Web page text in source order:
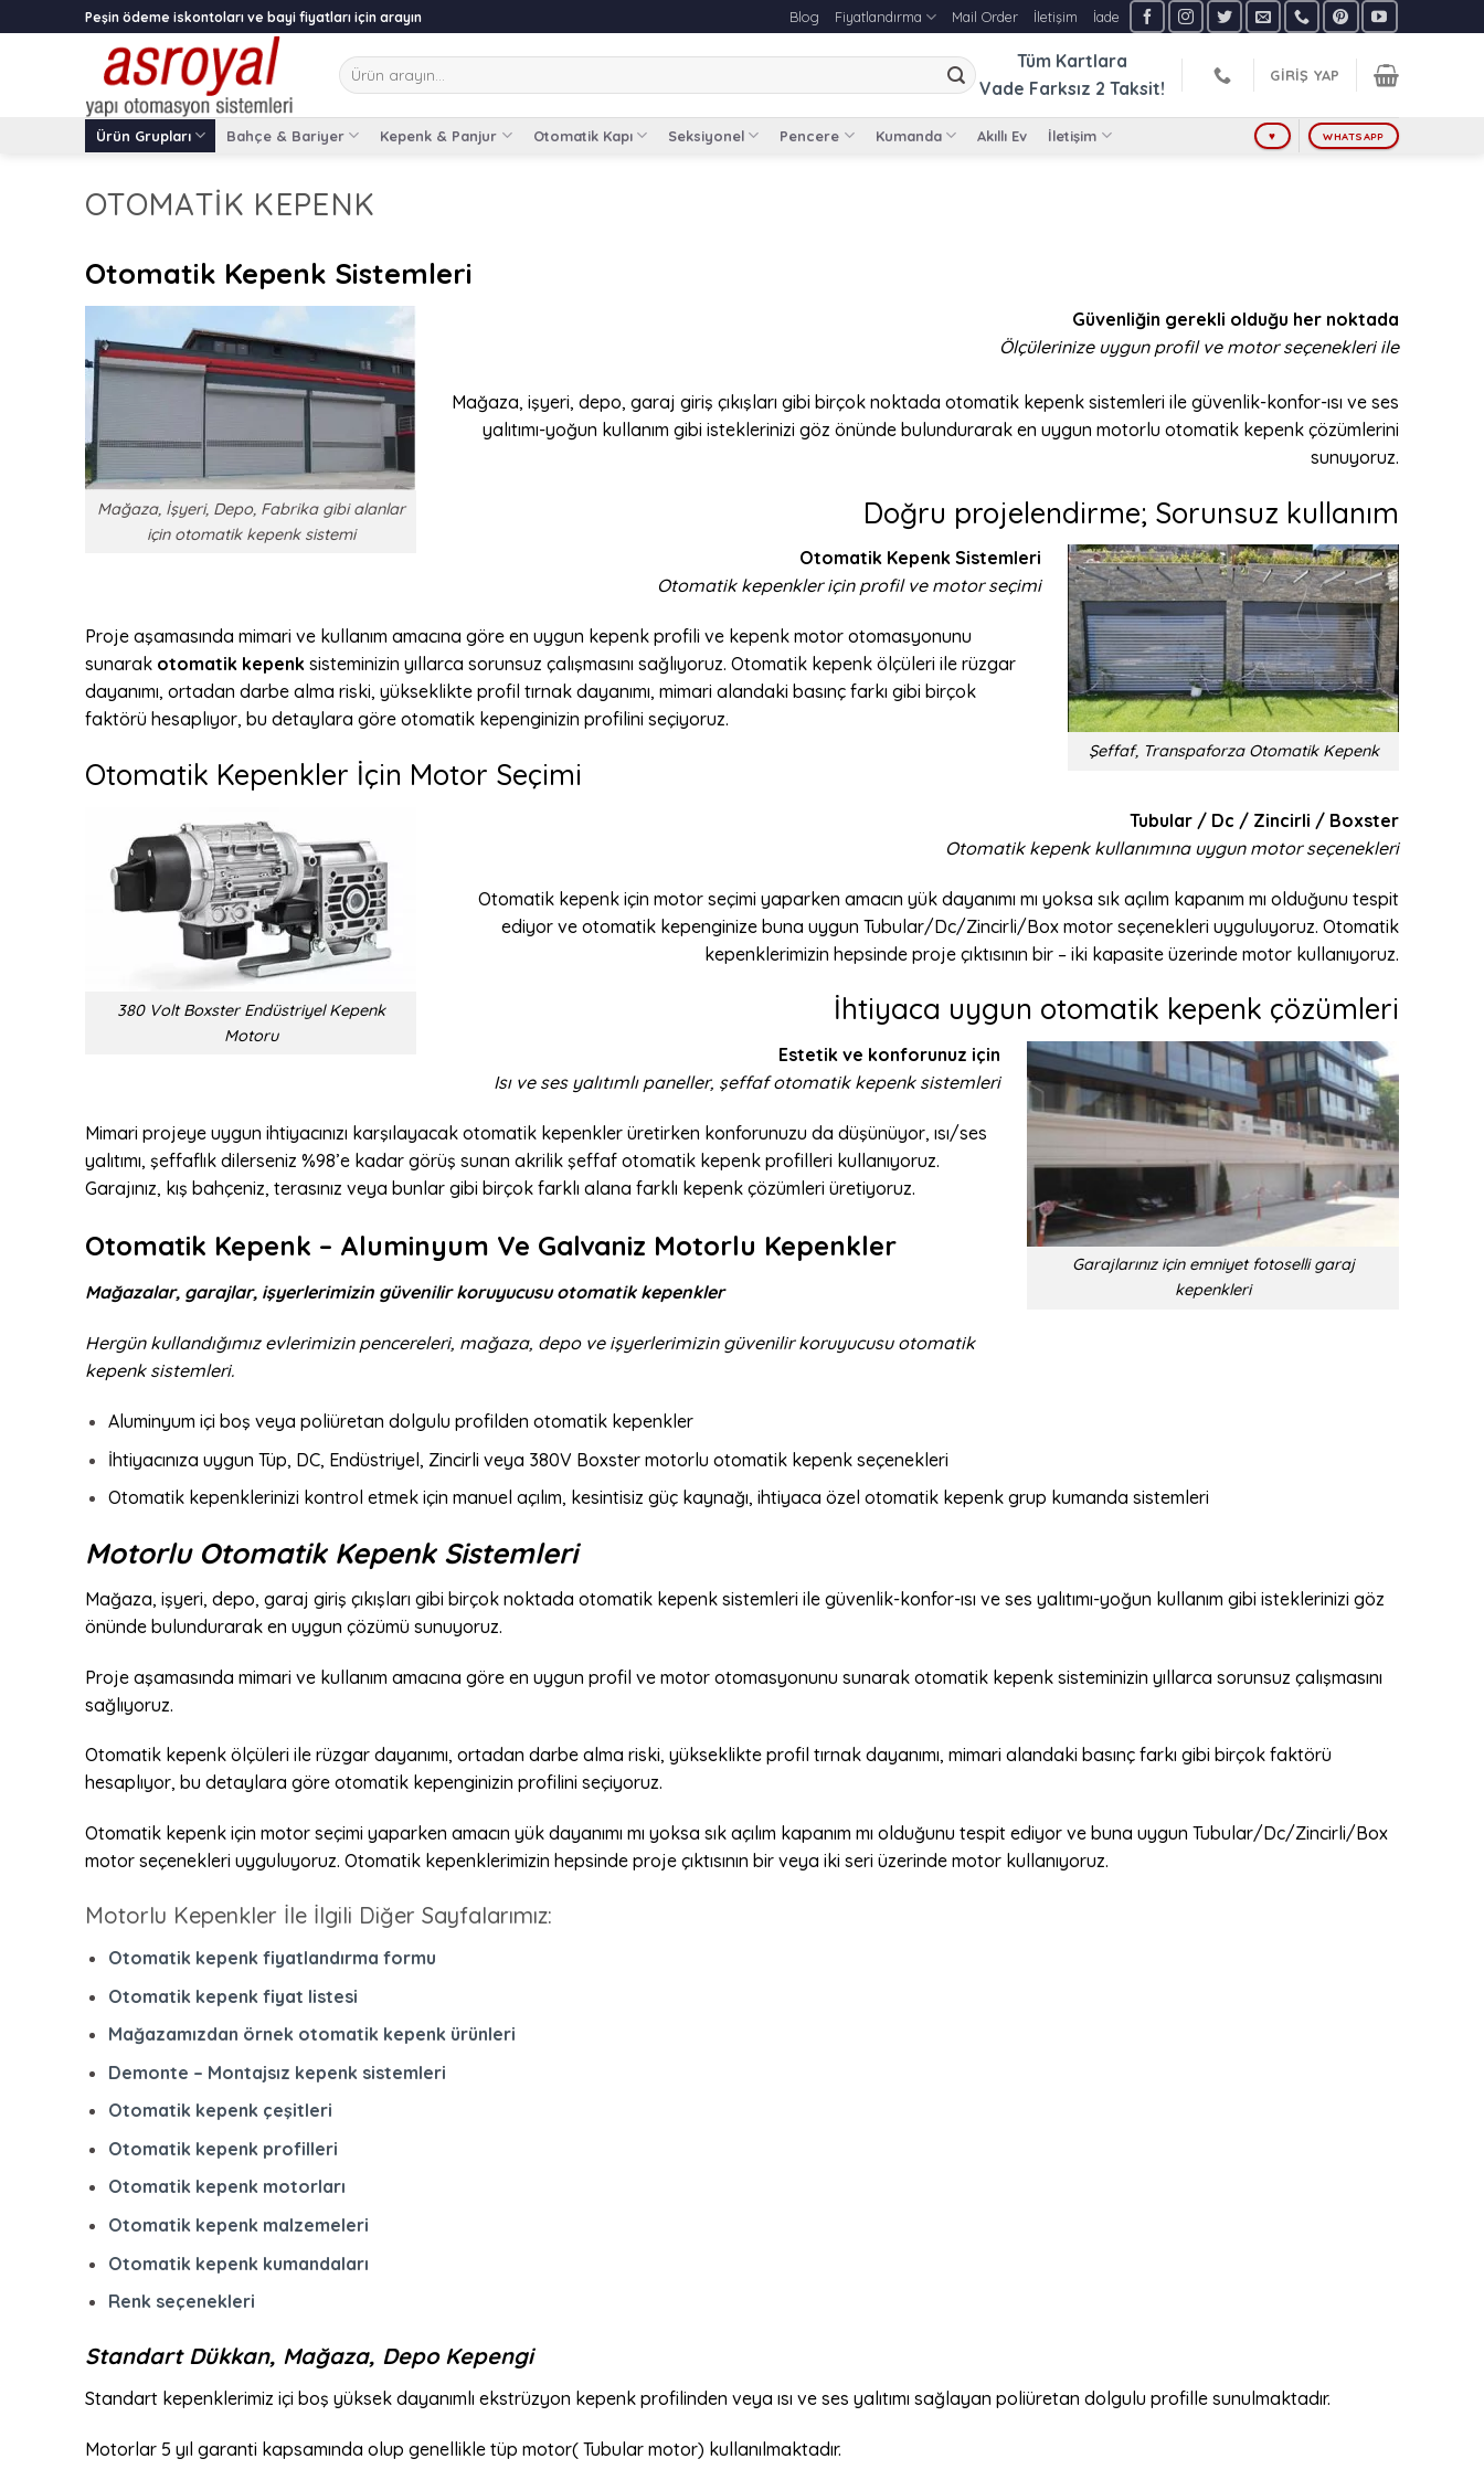
to
Peşin ödeme iskontoları ve bayi fiyatları için arayın Blog Fiyatlandırma Mail Order İletişim İade
Ara:
Tüm Kartlara
Vade Farksız 2 Taksit!
GIRIŞ YAP
Ürün Grupları Bahçe & Bariyer Kepenk & Panjur Otomatik Kapı Seksiyonel Pencere Kumanda Akıllı Ev İletişim ♥ WHATSAPP
OTOMATIK KEPENK
Otomatik Kepenk Sistemleri
Mağaza, İşyeri, Depo, Fabrika gibi alanlar
için otomatik kepenk sistemi
Güvenliğin gerekli olduğu her noktada
Ölçülerinize uygun profil ve motor seçenekleri ile
Mağaza, işyeri, depo, garaj giriş çıkışları gibi birçok noktada otomatik kepenk sistemleri ile güvenlik-konfor-ısı ve ses
yalıtımı-yoğun kullanım gibi isteklerinizi göz önünde bulundurarak en uygun motorlu otomatik kepenk çözümlerini
sunuyoruz.
Doğru projelendirme; Sorunsuz kullanım
Şeffaf, Transpaforza Otomatik Kepenk
Otomatik Kepenk Sistemleri
Otomatik kepenkler için profil ve motor seçimi
Proje aşamasında mimari ve kullanım amacına göre en uygun kepenk profili ve kepenk motor otomasyonunu
sunarak otomatik kepenk sisteminizin yıllarca sorunsuz çalışmasını sağlıyoruz. Otomatik kepenk ölçüleri ile rüzgar
dayanımı, ortadan darbe alma riski, yükseklikte profil tırnak dayanımı, mimari alandaki basınç farkı gibi birçok
faktörü hesaplıyor, bu detaylara göre otomatik kepenginizin profilini seçiyoruz.
Otomatik Kepenkler İçin Motor Seçimi
380 Volt Boxster Endüstriyel Kepenk
Motoru
Tubular / Dc / Zincirli / Boxster
Otomatik kepenk kullanımına uygun motor seçenekleri
Otomatik kepenk için motor seçimi yaparken amacın yük dayanımı mı yoksa sık açılım kapanım mı olduğunu tespit
ediyor ve otomatik kepenginize buna uygun Tubular/Dc/Zincirli/Box motor seçenekleri uyguluyoruz. Otomatik
kepenklerimizin hepsinde proje çıktısının bir – iki kapasite üzerinde motor kullanıyoruz.
İhtiyaca uygun otomatik kepenk çözümleri
Garajlarınız için emniyet fotoselli garaj
kepenkleri
Estetik ve konforunuz için
Isı ve ses yalıtımlı paneller, şeffaf otomatik kepenk sistemleri
Mimari projeye uygun ihtiyacınızı karşılayacak otomatik kepenkler üretirken konforunuzu da düşünüyor, ısı/ses
yalıtımı, şeffaflık dilerseniz %98’e kadar görüş sunan akrilik şeffaf otomatik kepenk profilleri kullanıyoruz.
Garajınız, kış bahçeniz, terasınız veya bunlar gibi birçok farklı alana farklı kepenk çözümleri üretiyoruz.
Otomatik Kepenk – Aluminyum Ve Galvaniz Motorlu Kepenkler
Mağazalar, garajlar, işyerlerimizin güvenilir koruyucusu otomatik kepenkler
Hergün kullandığımız evlerimizin pencereleri, mağaza, depo ve işyerlerimizin güvenilir koruyucusu otomatik
kepenk sistemleri.
Aluminyum içi boş veya poliüretan dolgulu profilden otomatik kepenkler
İhtiyacınıza uygun Tüp, DC, Endüstriyel, Zincirli veya 380V Boxster motorlu otomatik kepenk seçenekleri
Otomatik kepenklerinizi kontrol etmek için manuel açılım, kesintisiz güç kaynağı, ihtiyaca özel otomatik kepenk grup kumanda sistemleri
Motorlu Otomatik Kepenk Sistemleri
Mağaza, işyeri, depo, garaj giriş çıkışları gibi birçok noktada otomatik kepenk sistemleri ile güvenlik-konfor-ısı ve ses yalıtımı-yoğun kullanım gibi isteklerinizi göz
önünde bulundurarak en uygun çözümü sunuyoruz.
Proje aşamasında mimari ve kullanım amacına göre en uygun profil ve motor otomasyonunu sunarak otomatik kepenk sisteminizin yıllarca sorunsuz çalışmasını
sağlıyoruz.
Otomatik kepenk ölçüleri ile rüzgar dayanımı, ortadan darbe alma riski, yükseklikte profil tırnak dayanımı, mimari alandaki basınç farkı gibi birçok faktörü
hesaplıyor, bu detaylara göre otomatik kepenginizin profilini seçiyoruz.
Otomatik kepenk için motor seçimi yaparken amacın yük dayanımı mı yoksa sık açılım kapanım mı olduğunu tespit ediyor ve buna uygun Tubular/Dc/Zincirli/Box
motor seçenekleri uyguluyoruz. Otomatik kepenklerimizin hepsinde proje çıktısının bir veya iki seri üzerinde motor kullanıyoruz.
Motorlu Kepenkler İle İlgili Diğer Sayfalarımız:
Otomatik kepenk fiyatlandırma formu
Otomatik kepenk fiyat listesi
Mağazamızdan örnek otomatik kepenk ürünleri
Demonte – Montajsız kepenk sistemleri
Otomatik kepenk çeşitleri
Otomatik kepenk profilleri
Otomatik kepenk motorları
Otomatik kepenk malzemeleri
Otomatik kepenk kumandaları
Renk seçenekleri
Standart Dükkan, Mağaza, Depo Kepengi
Standart kepenklerimiz içi boş yüksek dayanımlı ekstrüzyon kepenk profilinden veya ısı ve ses yalıtımı sağlayan poliüretan dolgulu profille sunulmaktadır.
Motorlar 5 yıl garanti kapsamında olup genellikle tüp motor( Tubular motor) kullanılmaktadır.